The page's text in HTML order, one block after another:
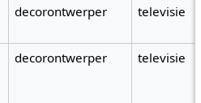
decorontwerper televisie
decorontwerper televisie